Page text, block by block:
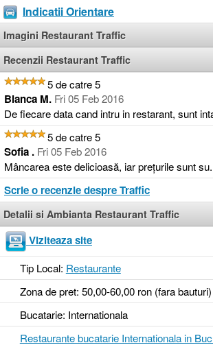
Indicatii Orientare
Imagini Restaurant Traffic
Recenzii Restaurant Traffic
5 de catre 5
Bianca M. Fri 05 Feb 2016
De fiecare data cand intru in restarant, sunt
5 de catre 5
Sofia . Fri 05 Feb 2016
Mâncarea este delicioasă, iar prețurile sunt
Scrie o recenzie despre Traffic
Detalii si Ambianta Restaurant Traffic
Viziteaza site
Tip Local: Restaurante
Zona de pret: 50,00-60,00 ron (fara bauturi)
Bucatarie: Internationala
Restaurante bucatarie Internationala in